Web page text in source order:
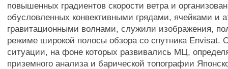
повышенных градиентов скорости ветра и
обусловленных конвективными грядами, ячейками и
гравитационными волнами, служили изображения,
режиме широкой полосы обзора со спутника Envisat.
ситуации, на фоне которых развивались МЦ,
приземного анализа и барической топографии